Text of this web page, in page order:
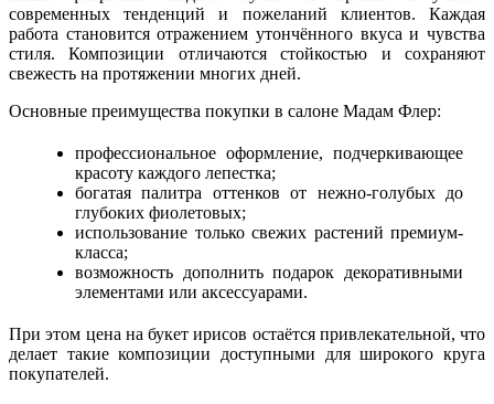
современных тенденций и пожеланий клиентов. Каждая
работа становится отражением утончённого вкуса и чувства
стиля. Композиции отличаются стойкостью и сохраняют
свежесть на протяжении многих дней.
Основные преимущества покупки в салоне Мадам Флер:
профессиональное оформление, подчеркивающее
красоту каждого лепестка;
богатая палитра оттенков от нежно-голубых до
глубоких фиолетовых;
использование только свежих растений премиум-
класса;
возможность дополнить подарок декоративными
элементами или аксессуарами.
При этом цена на букет ирисов остаётся привлекательной, что
делает такие композиции доступными для широкого круга
покупателей.